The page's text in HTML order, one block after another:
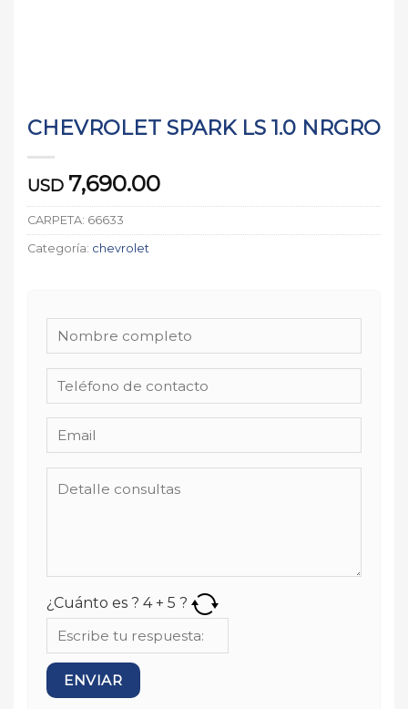
CHEVROLET SPARK LS 1.0 NRGRO
USD 7,690.00
CARPETA: 66633
Categoría: chevrolet
¿Cuánto es ? 4+ 5 ?